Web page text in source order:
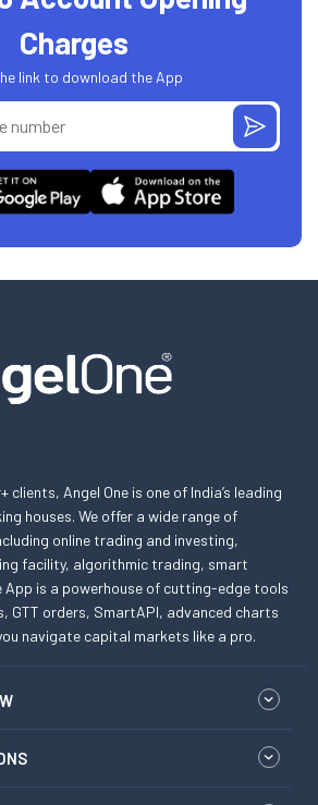
Charges
link to download the App
clients, Angel One is one of India’s leading
houses. We offer a wide range of
online trading and investing,
facility, algorithmic trading, smart
App is a powerhouse of cutting-edge tools
GTT orders, SmartAPI, advanced charts
navigate capital markets like a pro.